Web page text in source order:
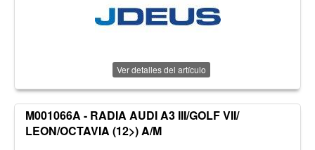
Ver detalles del artículo
M001066A - RADIA AUDI A3 III/GOLF VII/
LEON/OCTAVIA (12>) A/M